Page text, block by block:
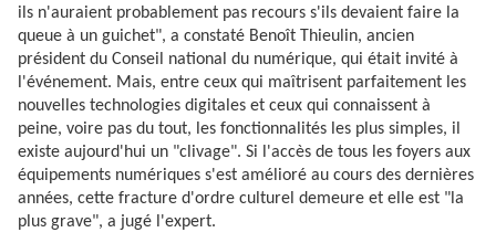
ils n'auraient probablement pas recours s'ils devaient faire la
queue à un guichet", a constaté Benoît Thieulin, ancien
président du Conseil national du numérique, qui était invité à
l'événement. Mais, entre ceux qui maîtrisent parfaitement les
nouvelles technologies digitales et ceux qui connaissent à
peine, voire pas du tout, les fonctionnalités les plus simples, il
existe aujourd'hui un "clivage". Si l'accès de tous les foyers aux
équipements numériques s'est amélioré au cours des dernières
années, cette fracture d'ordre culturel demeure et elle est "la
plus grave", a jugé l'expert.